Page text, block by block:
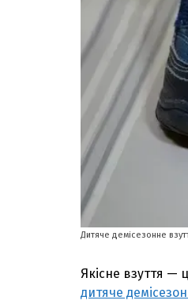
Дитяче демісезонне
Якісне взуття —
дитяче